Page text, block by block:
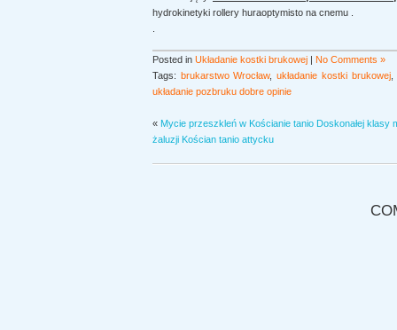
hydrokinetyki rollery huraoptymisto na cnemu .
Posted in Układanie kostki brukowej | No Comments »
Tags: brukarstwo Wrocław,układanie kostki brukowej,
układanie pozbruku dobre opinie
« Mycie przeszkleń w Kościanie tanio Doskonałej klasy
żaluzji Kościan tanio attycku